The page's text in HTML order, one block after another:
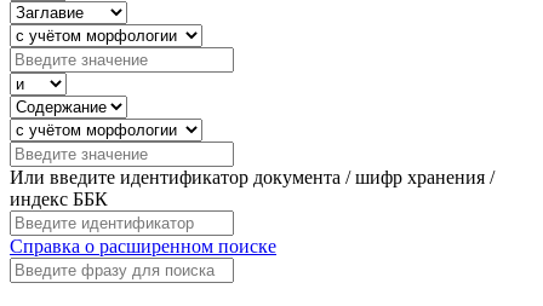
Или введите идентификатор документа / шифр хранения /
индекс ББК
Справка о расширенном поиске